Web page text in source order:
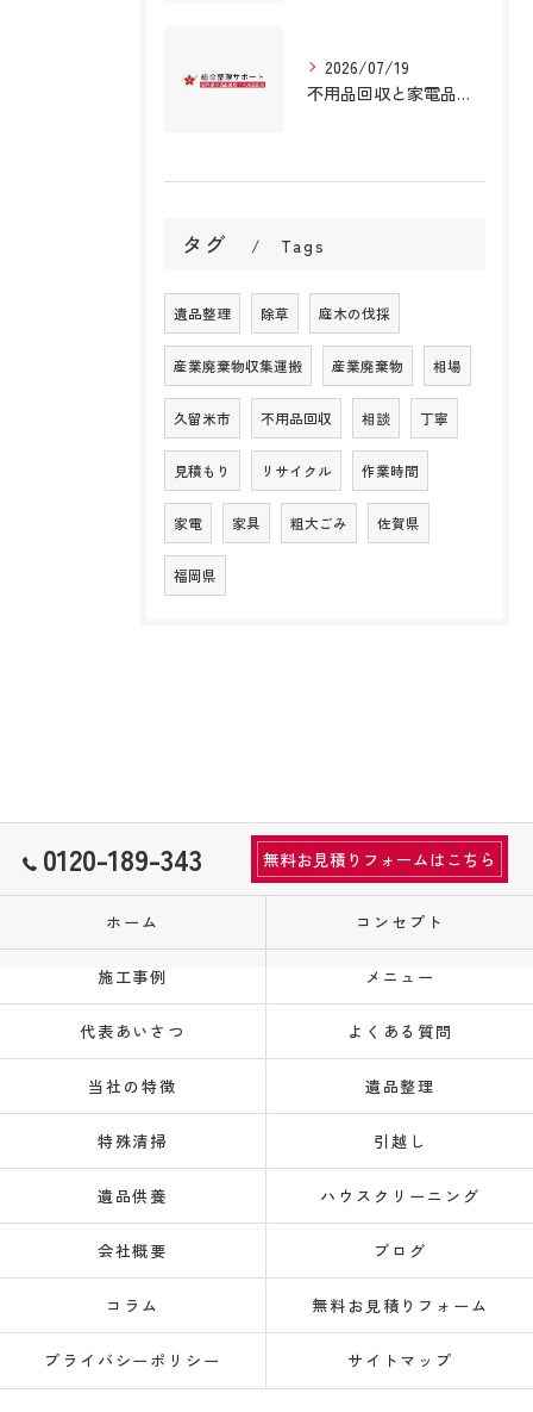
2026/07/19
不用品回収と家電品を安全に依頼するための法的手順と信頼業者の見極めポイント
タグ Tags
遺品整理 除草 庭木の伐採
産業廃棄物収集運搬 産業廃棄物 相場
久留米市 不用品回収 相談 丁寧
見積もり リサイクル 作業時間
家電 家具 粗大ごみ 佐賀県
福岡県
0120-189-343 無料お見積りフォームはこちら
ホーム コンセプト
施工事例 メニュー
代表あいさつ よくある質問
当社の特徴 遺品整理
特殊清掃 引越し
遺品供養 ハウスクリーニング
会社概要 ブログ
コラム 無料お見積りフォーム
プライバシーポリシー サイトマップ